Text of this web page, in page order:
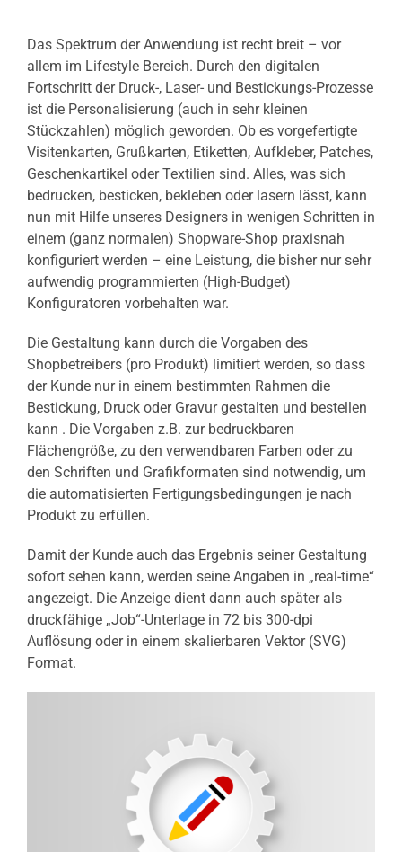
Das Spektrum der Anwendung ist recht breit – vor
allem im Lifestyle Bereich. Durch den digitalen
Fortschritt der Druck-, Laser- und Bestickungs-Prozesse
ist die Personalisierung (auch in sehr kleinen
Stückzahlen) möglich geworden. Ob es vorgefertigte
Visitenkarten, Grußkarten, Etiketten, Aufkleber, Patches,
Geschenkartikel oder Textilien sind. Alles, was sich
bedrucken, besticken, bekleben oder lasern lässt, kann
nun mit Hilfe unseres Designers in wenigen Schritten in
einem (ganz normalen) Shopware-Shop praxisnah
konfiguriert werden – eine Leistung, die bisher nur sehr
aufwendig programmierten (High-Budget)
Konfiguratoren vorbehalten war.
Die Gestaltung kann durch die Vorgaben des
Shopbetreibers (pro Produkt) limitiert werden, so dass
der Kunde nur in einem bestimmten Rahmen die
Bestickung, Druck oder Gravur gestalten und bestellen
kann . Die Vorgaben z.B. zur bedruckbaren
Flächengröße, zu den verwendbaren Farben oder zu
den Schriften und Grafikformaten sind notwendig, um
die automatisierten Fertigungsbedingungen je nach
Produkt zu erfüllen.
Damit der Kunde auch das Ergebnis seiner Gestaltung
sofort sehen kann, werden seine Angaben in „real-time“
angezeigt. Die Anzeige dient dann auch später als
druckfähige „Job“-Unterlage in 72 bis 300-dpi
Auflösung oder in einem skalierbaren Vektor (SVG)
Format.